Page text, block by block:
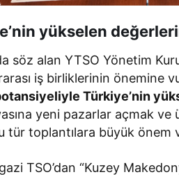
yükselen
söz alan YTSO Yönetim
iş birliklerinin önemine
Türkiye’nin
yeni pazarlar açmak ve
tür toplantılara büyük önem